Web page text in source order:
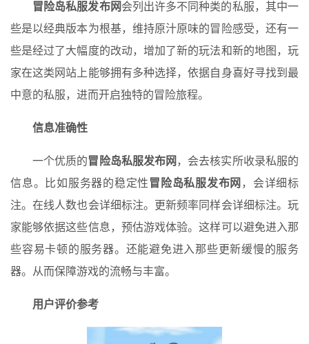
冒险岛私服发布网会列出许多不同种类的私服，其中一
些是以经典版本为根基，维持原汁原味的冒险感受，还有一
些是经过了大幅度的改动，增加了新的玩法和新的地图，玩
家在这类网站上能够拥有多种选择，依据自身喜好寻找到最
中意的私服，进而开启独特的冒险旅程。
信息准确性
一个优质的冒险岛私服发布网 ，会去核实所收录私服的
信息。比如服务器的稳定性 冒险岛私服发布网 ，会详细标
注。在线人数也会详细标注。更新频率同样会详细标注。玩
家能够依据这些信息，预估游戏体验。这样可以避免进入那
些容易卡顿的服务器。还能避免进入那些更新缓慢的服务
器。从而保障游戏的流畅与丰富。
用户评价参考